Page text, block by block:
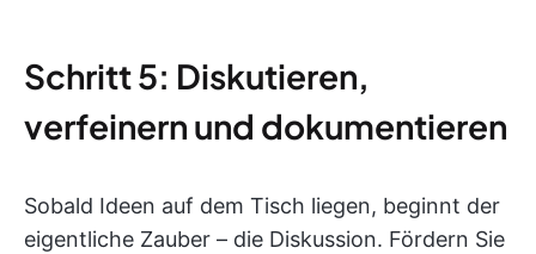
Schritt 5: Diskutieren,
verfeinern und dokumentieren
Sobald Ideen auf dem Tisch liegen, beginnt der
eigentliche Zauber – die Diskussion. Fördern Sie